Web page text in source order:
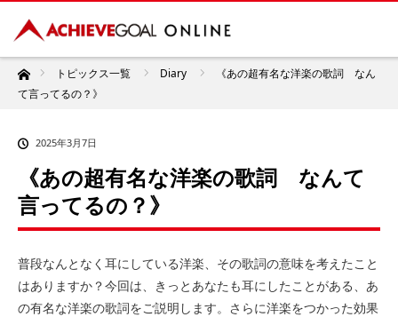
ホームトピックス一覧 Diary
《あの超有名な洋楽の歌詞 なん
て言ってるの？》
2025年3月7日
《あの超有名な洋楽の歌詞 なんて
言ってるの？》
普段なんとなく耳にしている洋楽、その歌詞の意味を考えたこと
はありますか？今回は、きっとあなたも耳にしたことがある、あ
の有名な洋楽の歌詞をご説明します。さらに洋楽をつかった効果